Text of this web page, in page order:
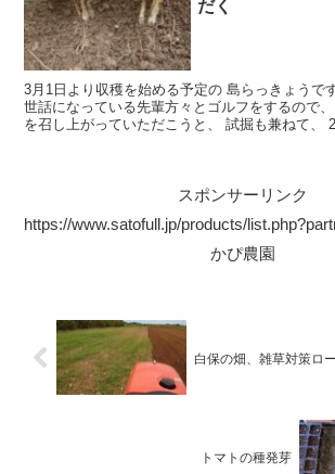
だく
3月1日より収穫を始める予定の 島らっきょうで
世話になっている先輩方々とゴルフをするので
を召し上がっていただこうと、 試掘も兼ねて、
スポンサーリンク
https://www.satofull.jp/products/
かぴ農園
白保の畑、雑草対策ロ
トマトの種発芽